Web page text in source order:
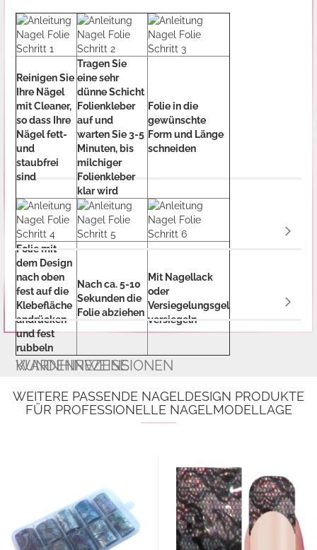
Reinigen Sie
Ihre Nägel
mit Cleaner,
so dass Ihre
Nägel fett-
und
staubfrei
sind
Tragen Sie
eine sehr
dünne Schicht
Folienkleber
auf und
warten Sie 3-5
Minuten, bis
milchiger
Folienkleber
klar wird
Folie in die
gewünschte
Form und Länge
schneiden
Folie mit
dem Design
nach oben
fest auf die
Klebefläche
andrücken
und fest
rubbeln
Nach ca. 5-10
Sekunden die
Folie abziehen
Mit Nagellack
oder
Versiegelungsgel
versiegeln
WARNHINWEISE
KUNDENREZENSIONEN
WEITERE PASSENDE NAGELDESIGN PRODUKTE
FÜR PROFESSIONELLE NAGELMODELLAGE